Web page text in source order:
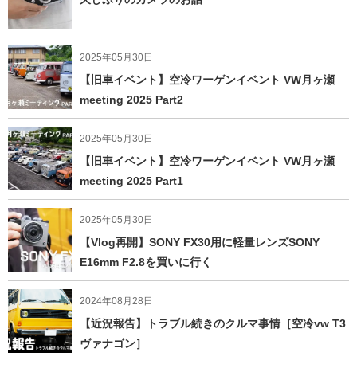
2025年05月30日
【旧車イベント】空冷ワーゲンイベント VW月ヶ瀬
meeting 2025 Part2
2025年05月30日
【旧車イベント】空冷ワーゲンイベント VW月ヶ瀬
meeting 2025 Part1
2025年05月30日
【Vlog再開】SONY FX30用に軽量レンズSONY
E16mm F2.8を買いに行く
2024年08月28日
【近況報告】トラブル続きのクルマ事情［空冷vw T3
ヴァナゴン］